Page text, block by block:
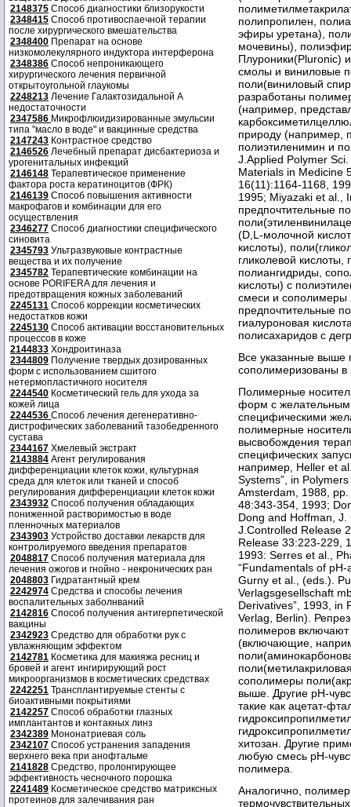
2148375 Способ диагностики близорукости
2348415 Способ противоспаечной терапии
после хирургического вмешательства
2348400 Препарат на основе
низкомолекулярного индуктора интерферона
2348386 Способ непроникающего
хирургического лечения первичной
открытоугольной глаукомы
2248213 Лечение Галактозидальной А
недостаточности
2347586 Микрофлюидизированные эмульсии
типа "масло в воде" и вакцинные средства
2147243 Контрастное средство
2146526 Лечебный препарат дисбактериоза и
урогенитальных инфекций
2146148 Терапевтическое применение
фактора роста кератиноцитов (ФРК)
2146139 Способ повышения активности
макрофагов и комбинации для его
осуществления
2346277 Способ диагностики специфического
синовита
2345793 Ультразвуковые контрастные
вещества и их получение
2345782 Терапевтические комбинации на
основе PORIFERA для лечения и
предотвращения кожных заболеваний
2245131 Способ коррекции косметических
недостатков кожи
2245130 Способ активации восстановительных
процессов в коже
2144833 Хондроитиназа
2344809 Получение твердых дозированных
форм с использованием сшитого
нетермопластичного носителя
2244540 Косметический гель для ухода за
кожей лица
2244536 Способ лечения дегенеративно-
дистрофических заболеваний тазобедренного
сустава
2344167 Хмелевый экстракт
2143884 Агент регулирования
дифференциации клеток кожи, культурная
среда для клеток или тканей и способ
регулирования дифференциации клеток кожи
2343932 Способ получения обладающих
пониженной растворимостью в воде
пленночных материалов
2343903 Устройство доставки лекарств для
контролируемого введения препаратов
2048817 Способ получения материала для
лечения ожогов и гнойно - некронических ран
2048803 Гидратантный крем
2242974 Средства и способы лечения
воспалительных заболнваний
2142816 Способ получения антигерпетической
вакцины
2342923 Средство для обработки рук с
увлажняющим эффектом
2142781 Косметика для макияжа ресниц и
бровей и агент ингирирующий рост
микроорганизмов в косметических средствах
2242251 Трансплантируемые стенты с
биоактивными покрытиями
2142257 Способ обработки глазных
имплантантов и контакных линз
2342389 Мононатриевая соль
2342107 Способ устранения западения
верхнего века при анофтальме
2141828 Средство, пролонгирующее
эффективность чесночного порошка
2241489 Косметическое средство матриксных
протеинов для залечивания ран
полипропилен,
эфиры уретана),
мочевины),
Плуроники(Pluronic)
смолы и виниловые
поли(виниловый
разработаны
(например,
природу (например,
полиэтиленимин и
J.Applied Polymer
Materials in Medicine
16(11):1164-1168,
1995; Miyazaki et al.,
предпочтительные
(D,L-молочной
кислоты),
гликолевой кислоты,
полиангидриды,
кислоты) с
смеси и сополимеры
предпочтительные
гиалуроновая
полисахаридов с
Все указанные
сополимеризованы в
Полимерные
форм с
специфическими
полимерные
высвобождения
специфических
например, Heller et
Systems”, in
Amsterdam, 1988,
48:343-354, 1993;
Dong and Hoffman,
J.Controlled Release
Release 33:223-229,
1993: Serres et al.,
“Fundamentals of
Gurny et al., (eds.).
Verlagsgesellschaft
Derivatives”, 1993, in
Verlag, Berlin).
полимеров
(включающие,
сополимеры
выше. Другие рН-
такие как ацетат-
хитозан. Другие
любую смесь рН-
полимера.
Аналогично,